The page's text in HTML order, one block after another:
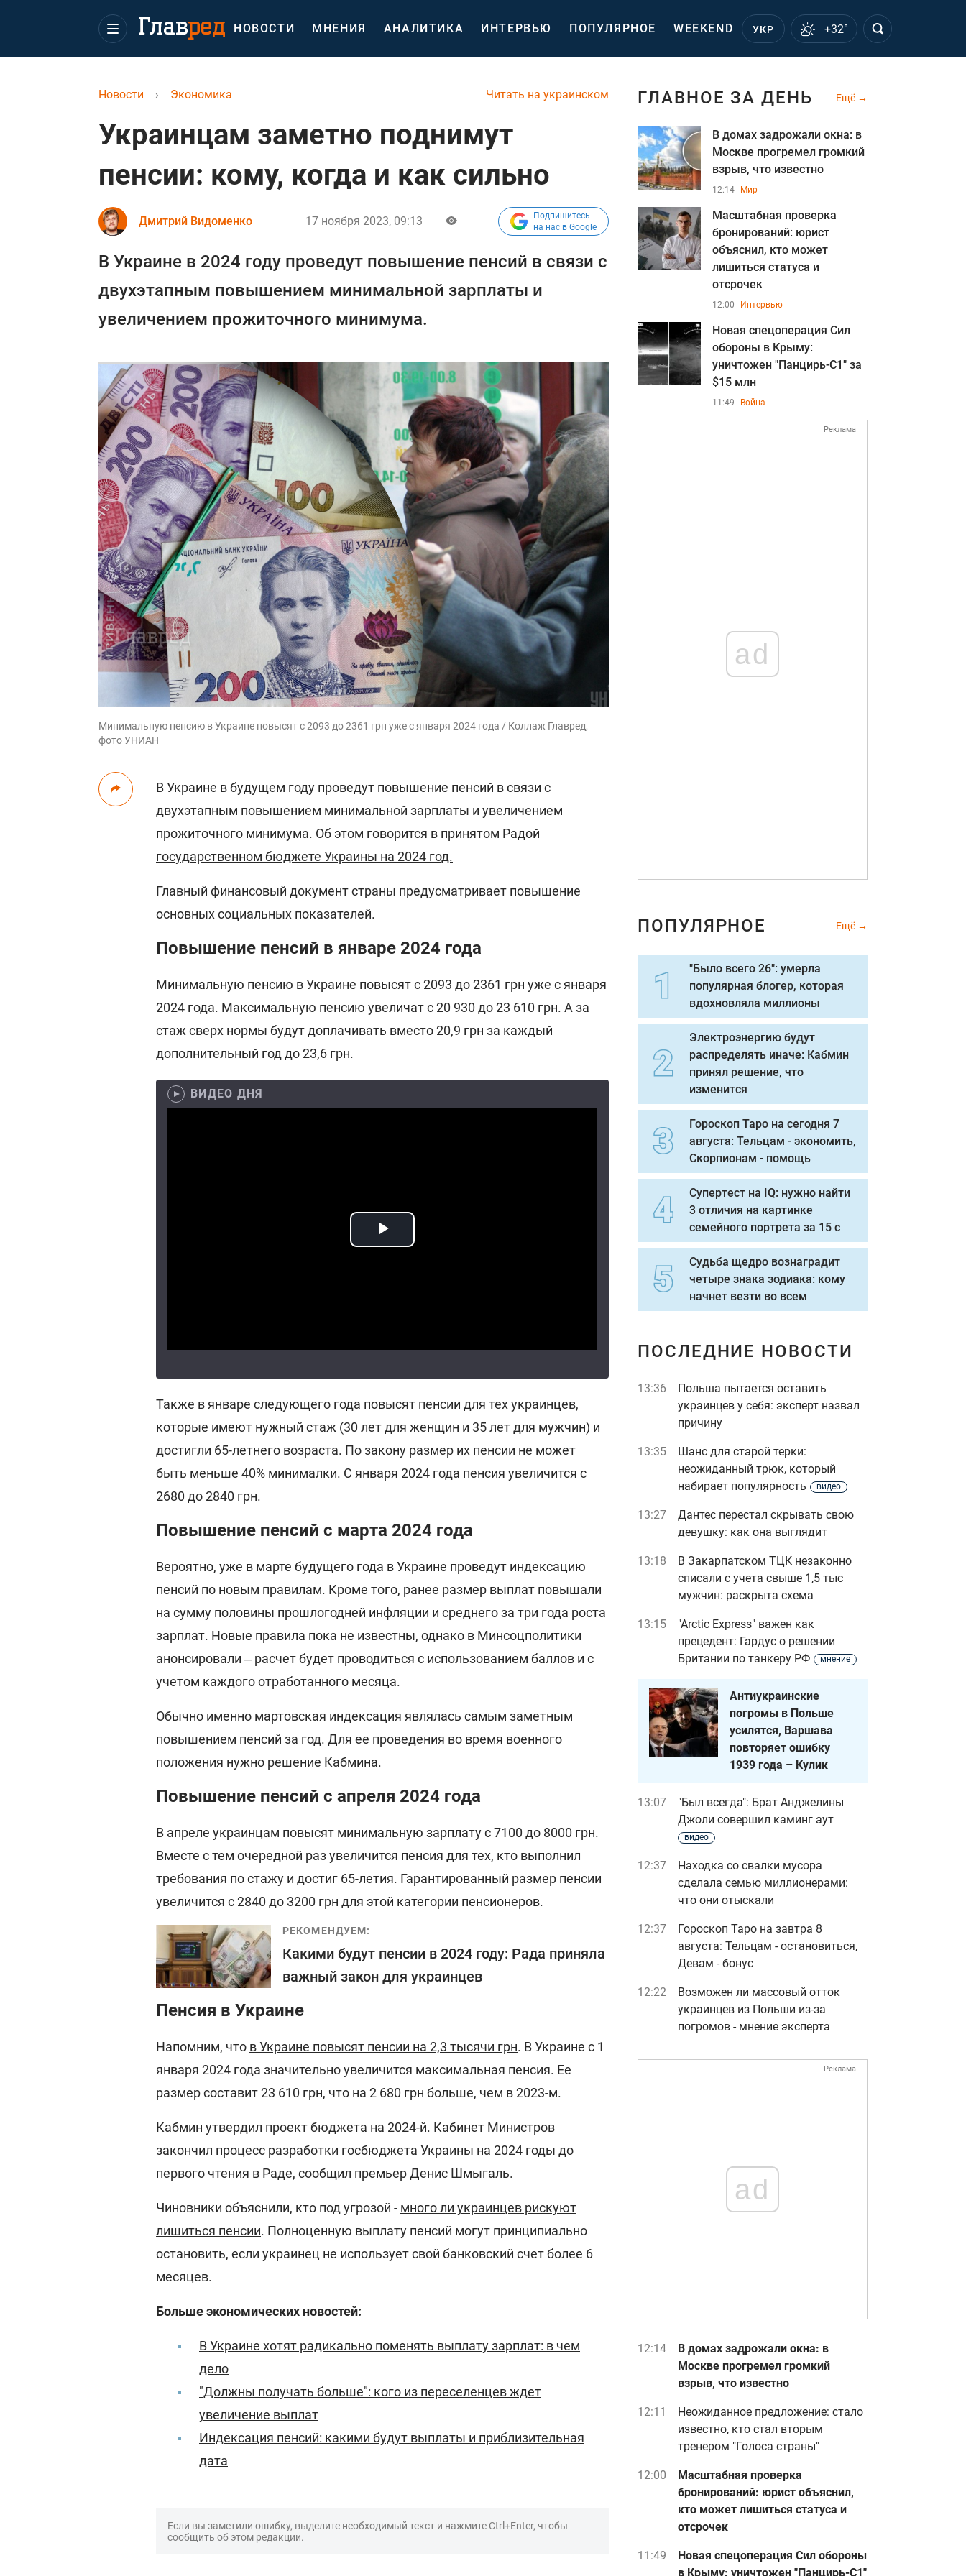
НОВОСТИ МНЕНИЯ АНАЛИТИКА ИНТЕРВЬЮ ПОПУЛЯРНОЕ WEEKEND УКР +32°
Читать на украинском
Новости › Экономика
Украинцам заметно поднимут
пенсии: кому, когда и как сильно
Дмитрий Видоменко 17 ноября 2023, 09:13
Подпишитесь
на нас в Google
В Украине в 2024 году проведут повышение пенсий в связи с
двухэтапным повышением минимальной зарплаты и
увеличением прожиточного минимума.
Минимальную пенсию в Украине повысят с 2093 до 2361 грн уже с января 2024 года / Коллаж Главред,
фото УНИАН
В Украине в будущем году проведут повышение пенсий в связи с
двухэтапным повышением минимальной зарплаты и увеличением
прожиточного минимума. Об этом говорится в принятом Радой
государственном бюджете Украины на 2024 год.
Главный финансовый документ страны предусматривает повышение
основных социальных показателей.
Повышение пенсий в январе 2024 года
Минимальную пенсию в Украине повысят с 2093 до 2361 грн уже с января
2024 года. Максимальную пенсию увеличат с 20 930 до 23 610 грн. А за
стаж сверх нормы будут доплачивать вместо 20,9 грн за каждый
дополнительный год до 23,6 грн.
ВИДЕО ДНЯ
Также в январе следующего года повысят пенсии для тех украинцев,
которые имеют нужный стаж (30 лет для женщин и 35 лет для мужчин) и
достигли 65-летнего возраста. По закону размер их пенсии не может
быть меньше 40% минималки. С января 2024 года пенсия увеличится с
2680 до 2840 грн.
Повышение пенсий с марта 2024 года
Вероятно, уже в марте будущего года в Украине проведут индексацию
пенсий по новым правилам. Кроме того, ранее размер выплат повышали
на сумму половины прошлогодней инфляции и среднего за три года роста
зарплат. Новые правила пока не известны, однако в Минсоцполитики
анонсировали ‒ расчет будет проводиться с использованием баллов и с
учетом каждого отработанного месяца.
Обычно именно мартовская индексация являлась самым заметным
повышением пенсий за год. Для ее проведения во время военного
положения нужно решение Кабмина.
Повышение пенсий с апреля 2024 года
В апреле украинцам повысят минимальную зарплату с 7100 до 8000 грн.
Вместе с тем очередной раз увеличится пенсия для тех, кто выполнил
требования по стажу и достиг 65-летия. Гарантированный размер пенсии
увеличится с 2840 до 3200 грн для этой категории пенсионеров.
РЕКОМЕНДУЕМ:
Какими будут пенсии в 2024 году: Рада приняла
важный закон для украинцев
Пенсия в Украине
Напомним, что в Украине повысят пенсии на 2,3 тысячи грн. В Украине с 1
января 2024 года значительно увеличится максимальная пенсия. Ее
размер составит 23 610 грн, что на 2 680 грн больше, чем в 2023-м.
Кабмин утвердил проект бюджета на 2024-й. Кабинет Министров
закончил процесс разработки госбюджета Украины на 2024 годы до
первого чтения в Раде, сообщил премьер Денис Шмыгаль.
Чиновники объяснили, кто под угрозой - много ли украинцев рискуют
лишиться пенсии. Полноценную выплату пенсий могут принципиально
остановить, если украинец не использует свой банковский счет более 6
месяцев.
Больше экономических новостей:
В Украине хотят радикально поменять выплату зарплат: в чем
дело
"Должны получать больше": кого из переселенцев ждет
увеличение выплат
Индексация пенсий: какими будут выплаты и приблизительная
дата
Если вы заметили ошибку, выделите необходимый текст и нажмите Ctrl+Enter, чтобы
сообщить об этом редакции.
ГЛАВНОЕ ЗА ДЕНЬ Ещё
В домах задрожали окна: в
Москве прогремел громкий
взрыв, что известно
12:14 Мир
Масштабная проверка
бронирований: юрист
объяснил, кто может
лишиться статуса и
отсрочек
12:00 Интервью
Новая спецоперация Сил
обороны в Крыму:
уничтожен "Панцирь-С1" за
$15 млн
11:49 Война
Реклама
ad
ПОПУЛЯРНОЕ Ещё
"Было всего 26": умерла
популярная блогер, которая
вдохновляла миллионы
Электроэнергию будут
распределять иначе: Кабмин
принял решение, что
изменится
Гороскоп Таро на сегодня 7
августа: Тельцам - экономить,
Скорпионам - помощь
Супертест на IQ: нужно найти
3 отличия на картинке
семейного портрета за 15 с
Судьба щедро вознаградит
четыре знака зодиака: кому
начнет везти во всем
ПОСЛЕДНИЕ НОВОСТИ
13:36
Польша пытается оставить
украинцев у себя: эксперт назвал
причину
13:35
Шанс для старой терки:
неожиданный трюк, который
набирает популярность
видео
13:27
Дантес перестал скрывать свою
девушку: как она выглядит
13:18
В Закарпатском ТЦК незаконно
списали с учета свыше 1,5 тыс
мужчин: раскрыта схема
13:15
"Arctic Express" важен как
прецедент: Гардус о решении
Британии по танкеру РФ
мнение
Антиукраинские
погромы в Польше
усилятся, Варшава
повторяет ошибку
1939 года – Кулик
13:07
"Был всегда": Брат Анджелины
Джоли совершил каминг аут
видео
12:37
Находка со свалки мусора
сделала семью миллионерами:
что они отыскали
12:37
Гороскоп Таро на завтра 8
августа: Тельцам - остановиться,
Девам - бонус
12:22
Возможен ли массовый отток
украинцев из Польши из-за
погромов - мнение эксперта
Реклама
ad
12:14
В домах задрожали окна: в
Москве прогремел громкий
взрыв, что известно
12:11
Неожиданное предложение: стало
известно, кто стал вторым
тренером "Голоса страны"
12:00
Масштабная проверка
бронирований: юрист объяснил,
кто может лишиться статуса и
отсрочек
11:49
Новая спецоперация Сил обороны
в Крыму: уничтожен "Панцирь-С1"